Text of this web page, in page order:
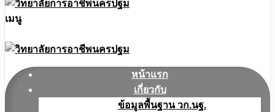
เมนู
หน้าแรก
เกี่ยวกับ
ข้อมูลพื้นฐาน วก.นฐ.